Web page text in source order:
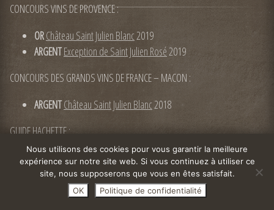
CONCOURS VINS DE PROVENCE :
ORChâteau Saint Julien Blanc 2019
ARGENTException de Saint Julien Rosé 2019
CONCOURS DES GRANDS VINS DE FRANCE – MACON :
ARGENTChâteau Saint Julien Blanc2018
GUIDE HACHETTE :
Château Saint Julien Blanc2018
Exception de Saint Julien Blanc2016
Nous utilisons des cookies pour vous garantir la meilleure
expérience sur notre site web. Si vous continuez à utiliser ce
site, nous supposerons que vous en êtes satisfait.
OK
Politique de confidentialité